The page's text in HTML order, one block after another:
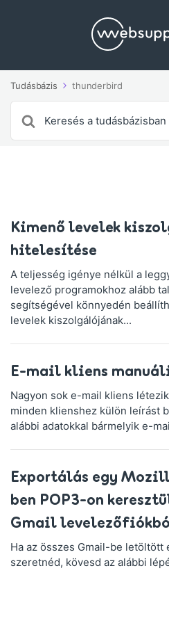
Tudásbázis thunderbird
For
Kimenő levelek
hitelesítése
A teljesség igénye nélkül a
levelező programokhoz alább
segítségével könnyedén
levelek kiszolgálójának...
E-mail kliens
Nagyon sok e-mail kliens
minden klienshez külön leírást
alábbi adatokkal bármelyik e-
Exportálás egy
ben POP3-on
Gmail
Ha az összes Gmail-be
szeretnéd, kövesd az alábbi